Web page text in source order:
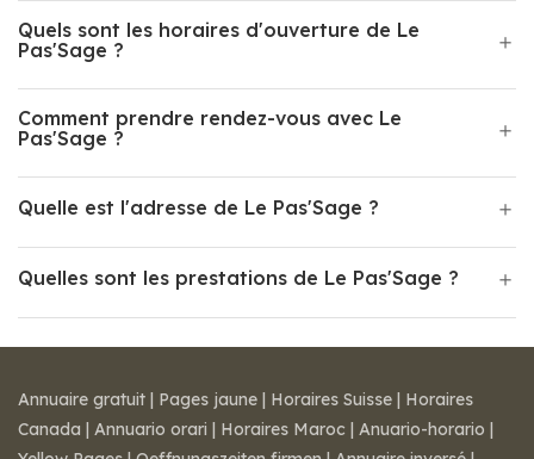
Quels sont les horaires d'ouverture de Le
Pas'Sage ?
Comment prendre rendez-vous avec Le
Pas'Sage ?
Quelle est l'adresse de Le Pas'Sage ?
Quelles sont les prestations de Le Pas'Sage ?
Annuaire gratuit | Pages jaune | Horaires Suisse | Horaires
Canada | Annuario orari | Horaires Maroc | Anuario-horario |